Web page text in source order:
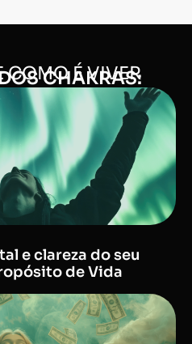
COMO É VIVER
CHAKRAS:
e clareza do seu
de Vida